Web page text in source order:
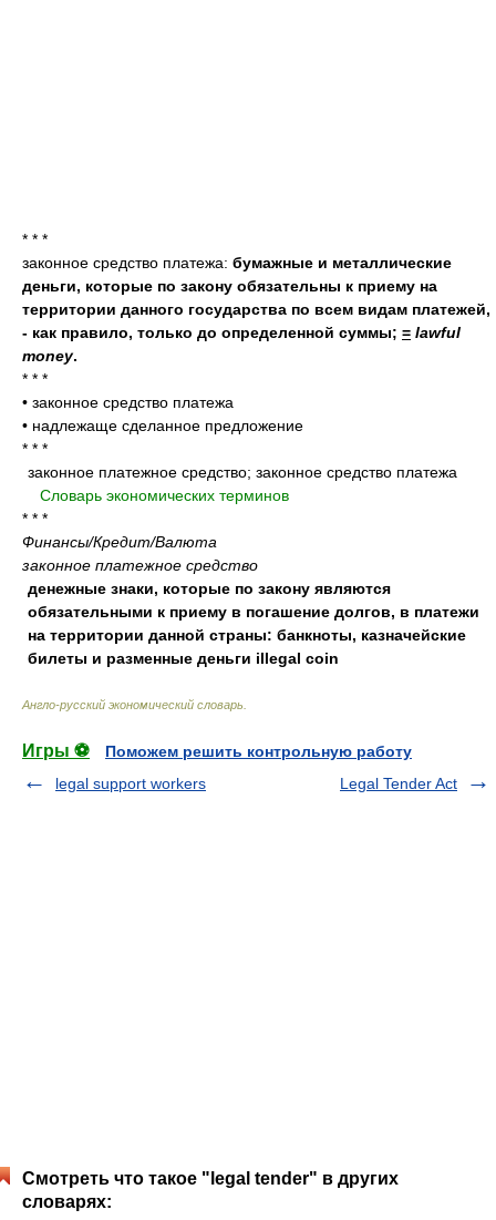
* * *
законное средство платежа: бумажные и металлические
деньги, которые по закону обязательны к приему на
территории данного государства по всем видам платежей,
- как правило, только до определенной суммы; = lawful
money.
* * *
• законное средство платежа
• надлежаще сделанное предложение
* * *
законное платежное средство; законное средство платежа
Словарь экономических терминов
* * *
Финансы/Кредит/Валюта
законное платежное средство
денежные знаки, которые по закону являются
обязательными к приему в погашение долгов, в платежи
на территории данной страны: банкноты, казначейские
билеты и разменные деньги illegal coin
Англо-русский экономический словарь
Игры ⚽
Поможем решить контрольную работу
legal support workers
Legal Tender Act
Смотреть что такое "legal tender" в других
словарях: